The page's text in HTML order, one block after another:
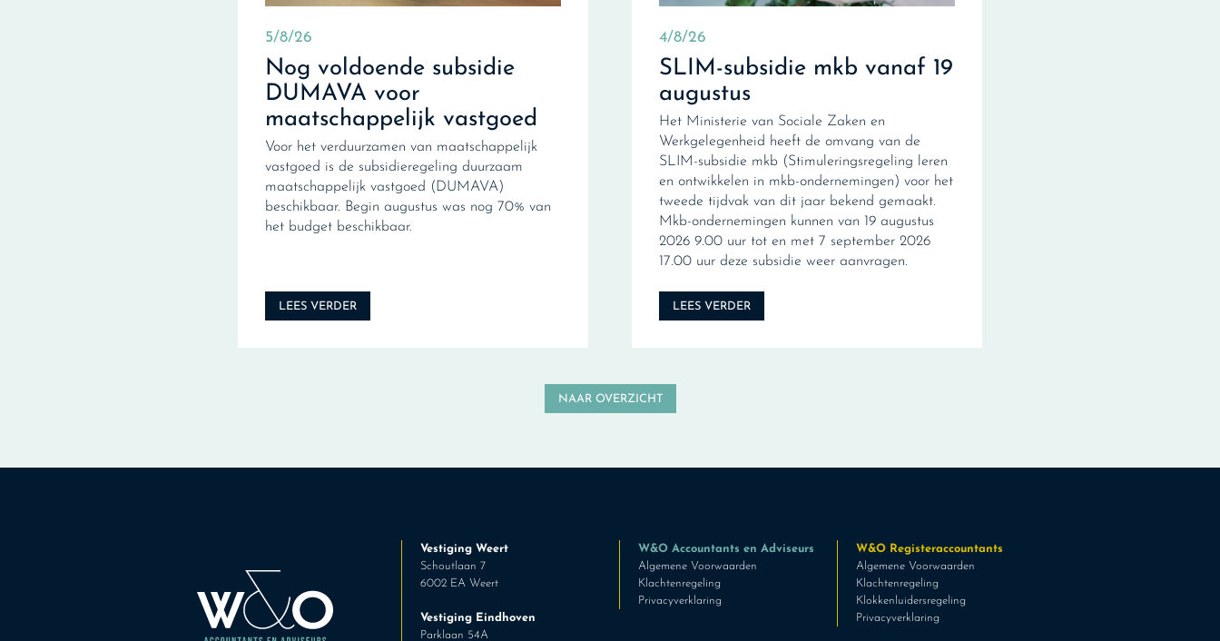
5/8/26
Nog voldoende subsidie
DUMAVA voor
maatschappelijk vastgoed
Voor het verduurzamen van maatschappelijk
vastgoed is de subsidieregeling duurzaam
maatschappelijk vastgoed (DUMAVA)
beschikbaar. Begin augustus was nog 70% van
het budget beschikbaar.
LEES VERDER
4/8/26
SLIM-subsidie mkb vanaf 19
augustus
Het Ministerie van Sociale Zaken en
Werkgelegenheid heeft de omvang van de
SLIM-subsidie mkb (Stimuleringsregeling leren
en ontwikkelen in mkb-ondernemingen) voor het
tweede tijdvak van dit jaar bekend gemaakt.
Mkb-ondernemingen kunnen van 19 augustus
2026 9.00 uur tot en met 7 september 2026
17.00 uur deze subsidie weer aanvragen.
LEES VERDER
NAAR OVERZICHT
Vestiging Weert
Schoutlaan 7
6002 EA Weert
Vestiging Eindhoven
Parklaan 54A
W&O Accountants en Adviseurs
Algemene Voorwaarden
Klachtenregeling
Privacyverklaring
W&O Registeraccountants
Algemene Voorwaarden
Klachtenregeling
Klokkenluidersregeling
Privacyverklaring